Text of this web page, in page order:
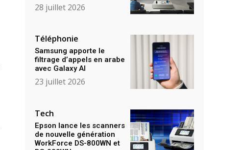
28 juillet 2026
Téléphonie
Samsung apporte le
filtrage d’appels en arabe
avec Galaxy AI
23 juillet 2026
Tech
Epson lance les scanners
de nouvelle génération
WorkForce DS-800WN et